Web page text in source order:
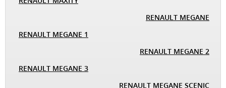
RENAULT MEGANE
RENAULT MEGANE 1
RENAULT MEGANE 2
RENAULT MEGANE 3
RENAULT MEGANE SCENIC